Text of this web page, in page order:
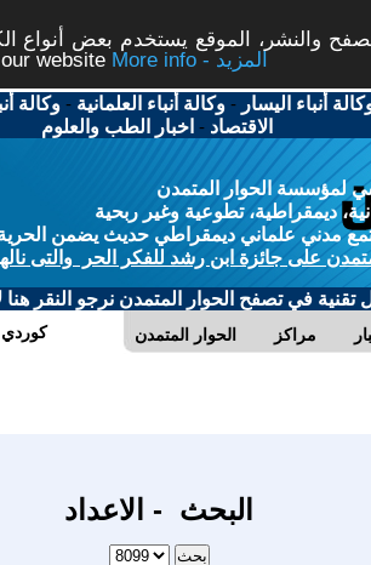
والنشر، الموقع يستخدم بعض أنواع
website
More info - المزيد
أنباء اليسار -وكالة أنباء العلمانية -وكالة
الاقتصاد - اخبار الطب والعلوم
لمؤسسة الحوار المتمدن
ديمقراطية، تطوعية وغير ربحية
مدني علماني ديمقراطي حديث يضمن الحرية
على جائزة ابن رشد للفكر الحر والتى
تقنية في تصفح الحوار المتمدن نرجو النقر هنا
الحوار المتمدن مراكز كوردي
البحث - الاعداد